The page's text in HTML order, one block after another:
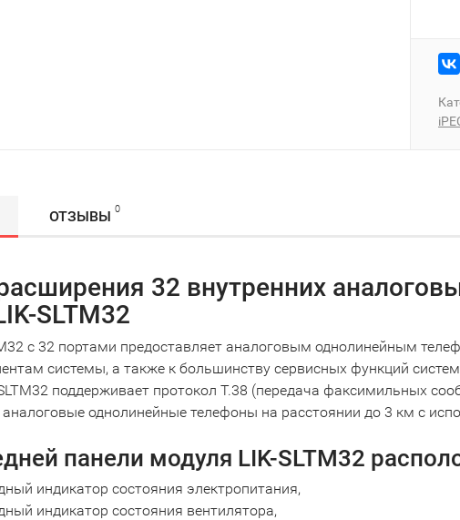
ОТЗЫВЫ 0
32 внутренних
SLTM32
с 32 портами предоставляет аналоговым однолинейным
системы, а также к большинству сервисных функций
поддерживает протокол T.38 (передача факсимильных
однолинейные телефоны на расстоянии до 3 км с
панели модуля LIK-SLTM32
индикатор состояния электропитания,
индикатор состояния вентилятора,